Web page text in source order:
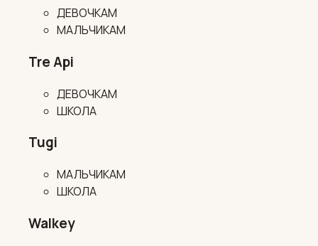
ДЕВОЧКАМ
МАЛЬЧИКАМ
Tre Api
ДЕВОЧКАМ
ШКОЛА
Tugi
МАЛЬЧИКАМ
ШКОЛА
Walkey